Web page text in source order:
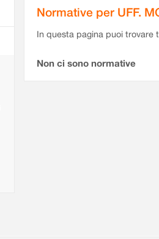
Normative per UFF.
In questa pagina puoi
Non ci sono normative